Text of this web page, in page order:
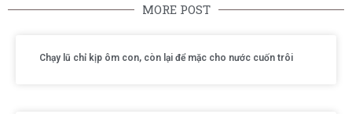
MORE POST
Chạy lũ chỉ kịp ôm con, còn lại để mặc cho nước cuốn trôi